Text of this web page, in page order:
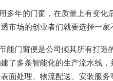
多年的门窗，在质量上有变化
市场的创业者们就要选择一
能门窗便是公司倾其所有打造
了多条智能化的生产流水线
面处理、物流配送、安装服